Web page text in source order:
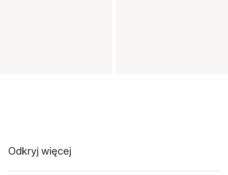
Odkryj więcej